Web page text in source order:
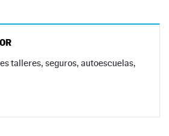
talleres, seguros, autoescuelas,